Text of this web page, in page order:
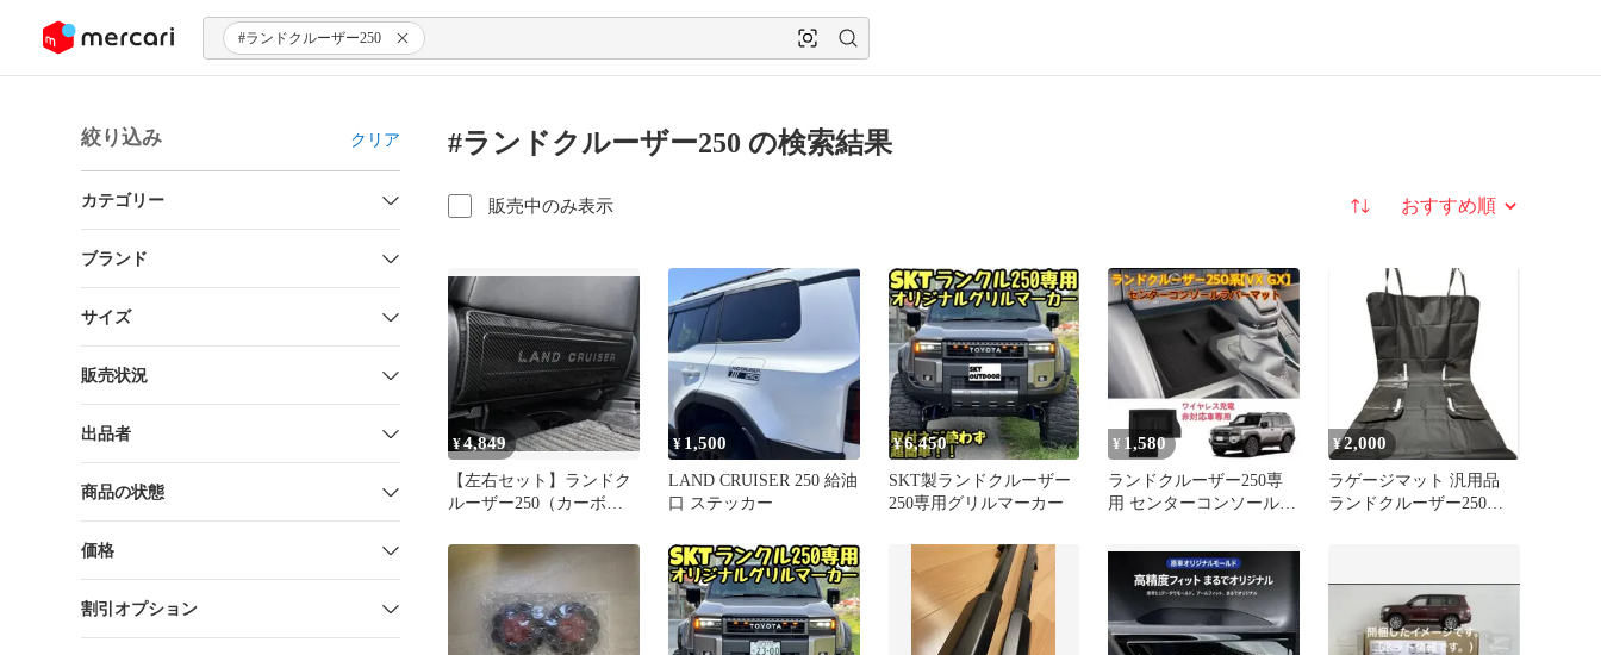
ツにスキップ #ランドクルーザー250
絞り込み クリア
カテゴリー
ブランド
サイズ
販売状況
出品者
商品の状態
価格
割引オプション
#ランドクルーザー250 の検索結果
販売中のみ表示 並び替え
¥4,849
【左右セット】ランドク
ルーザー250（カーボン
¥ 1,500
LAND CRUISER 250 給油
口 ステッカー
¥6,450
SKT製ランドクルーザー
250専用グリルマーカー
¥ 1,580
ランドクルーザー250専
用 センターコンソールト
¥2,000
ラゲージマット 汎用品
ランドクルーザー250系